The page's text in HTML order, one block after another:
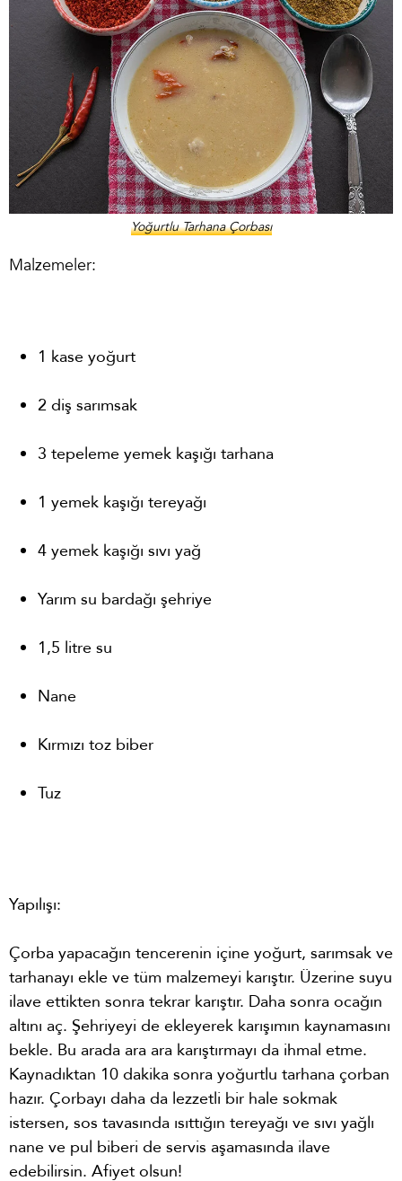
Yoğurtlu Tarhana Çorbası
Malzemeler:
1 kase yoğurt
2 diş sarımsak
3 tepeleme yemek kaşığı tarhana
1 yemek kaşığı tereyağı
4 yemek kaşığı sıvı yağ
Yarım su bardağı şehriye
1,5 litre su
Nane
Kırmızı toz biber
Tuz
Yapılışı:
Çorba yapacağın tencerenin içine yoğurt, sarımsak ve
tarhanayı ekle ve tüm malzemeyi karıştır. Üzerine suyu
ilave ettikten sonra tekrar karıştır. Daha sonra ocağın
altını aç. Şehriyeyi de ekleyerek karışımın kaynamasını
bekle. Bu arada ara ara karıştırmayı da ihmal etme.
Kaynadıktan 10 dakika sonra yoğurtlu tarhana çorban
hazır. Çorbayı daha da lezzetli bir hale sokmak
istersen, sos tavasında ısıttığın tereyağı ve sıvı yağlı
nane ve pul biberi de servis aşamasında ilave
edebilirsin. Afiyet olsun!